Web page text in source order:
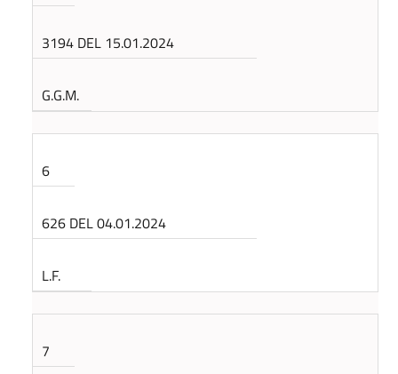
3194 DEL 15.01.2024
G.G.M.
6
626 DEL 04.01.2024
L.F.
7